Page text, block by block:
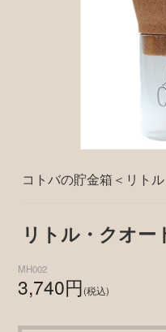
コトバの貯金箱＜リト
リトル・クオー
MH002
3,740円(税込)